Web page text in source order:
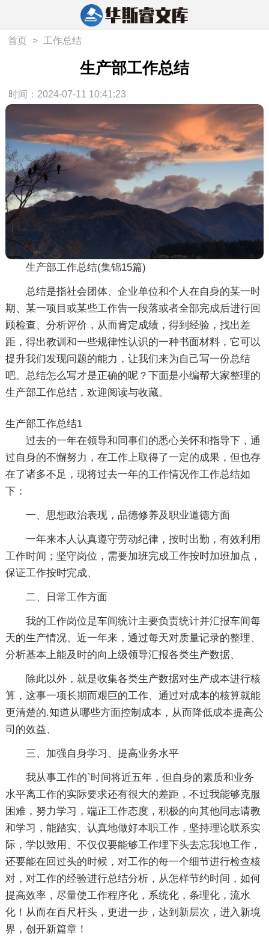
首页 > 工作总结
生产部工作总结
时间：2024-07-11 10:41:23
生产部工作总结(集锦15篇)
总结是指社会团体、企业单位和个人在自身的某一时
期、某一项目或某些工作告一段落或者全部完成后进行回
顾检查、分析评价，从而肯定成绩，得到经验，找出差
距，得出教训和一些规律性认识的一种书面材料，它可以
提升我们发现问题的能力，让我们来为自己写一份总结
吧。总结怎么写才是正确的呢？下面是小编帮大家整理的
生产部工作总结，欢迎阅读与收藏。
生产部工作总结1
过去的一年在领导和同事们的悉心关怀和指导下，通
过自身的不懈努力，在工作上取得了一定的成果，但也存
在了诸多不足，现将过去一年的工作情况作工作总结如
下：
一、思想政治表现，品德修养及职业道德方面
一年来本人认真遵守劳动纪律，按时出勤，有效利用
工作时间；坚守岗位，需要加班完成工作按时加班加点，
保证工作按时完成、
二、日常工作方面
我的工作岗位是车间统计主要负责统计并汇报车间每
天的生产情况、近一年来，通过每天对质量记录的整理、
分析基本上能及时的向上级领导汇报各类生产数据、
除此以外，就是收集各类生产数据对生产成本进行核
算，这事一项长期而艰巨的工作、通过对成本的核算就能
更清楚的.知道从哪些方面控制成本，从而降低成本提高公
司的效益、
三、加强自身学习、提高业务水平
我从事工作的`时间将近五年，但自身的素质和业务
水平离工作的实际要求还有很大的差距，不过我能够克服
困难，努力学习，端正工作态度，积极的向其他同志请教
和学习，能踏实、认真地做好本职工作，坚持理论联系实
际，学以致用、不仅仅要能够工作埋下头去忘我地工作，
还要能在回过头的时候，对工作的每一个细节进行检查核
对，对工作的经验进行总结分析，从怎样节约时间，如何
提高效率，尽量使工作程序化，系统化，条理化，流水
化！从而在百尺杆头，更进一步，达到新层次，进入新境
界，创开新篇章！